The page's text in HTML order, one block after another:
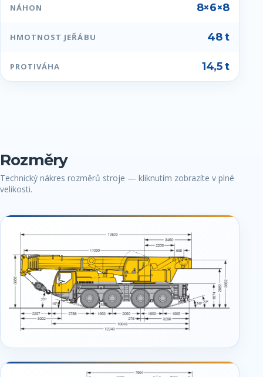
NÁHON 8×6×8
HMOTNOST JEŘÁBU 48 t
PROTIVÁHA 14,5 t
Rozměry
Technický nákres rozměrů stroje — kliknutím zobrazíte v plné
velikosti.